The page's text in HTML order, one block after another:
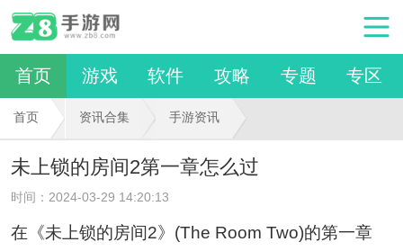
首页 游戏 软件 攻略 专题 专区
首页 资讯合集 手游资讯
未上锁的房间2第一章怎么过
时间：2024-03-29 14:20:13
在《未上锁的房间2》(The Room Two)的第一章